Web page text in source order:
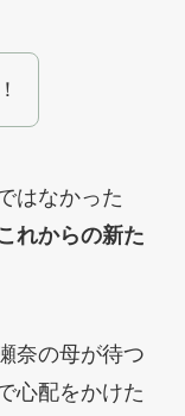
はなかった
れからの新た
奈の母が待つ
心配をかけた